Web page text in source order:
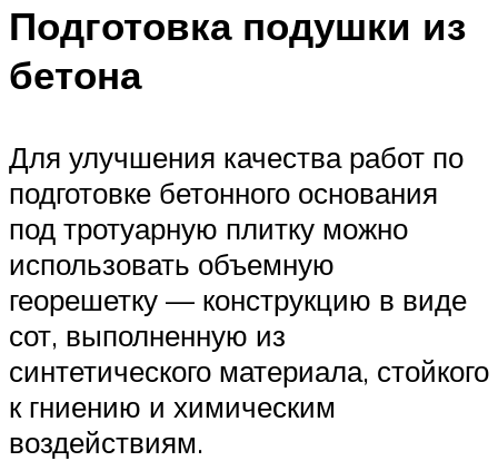
Подготовка подушки из
бетона
Для улучшения качества работ по
подготовке бетонного основания
под тротуарную плитку можно
использовать объемную
георешетку — конструкцию в виде
сот, выполненную из
синтетического материала, стойкого
к гниению и химическим
воздействиям.